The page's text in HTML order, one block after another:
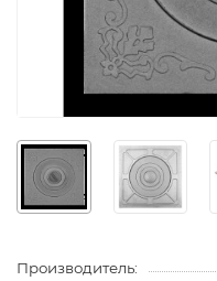
Производитель: